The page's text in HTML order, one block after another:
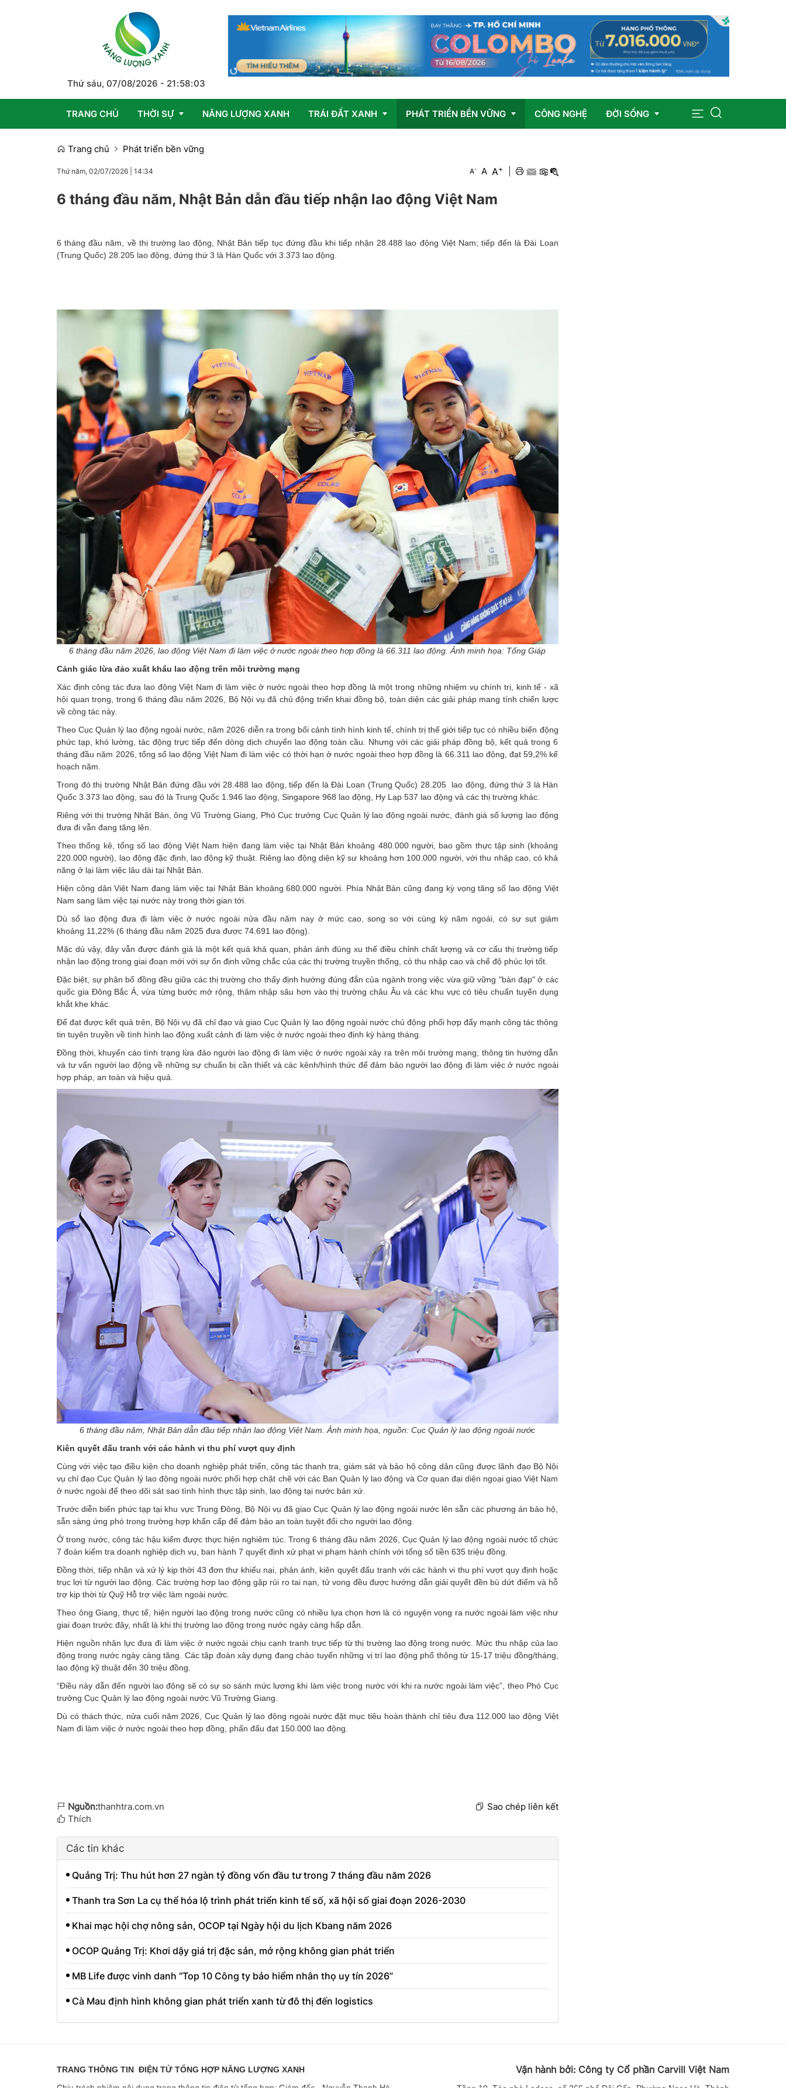
Thứ sáu, 07/08/2026 - 21:58:04
TRANG CHỦ THỜI SỰ
Trong nước
Quốc tế
NĂNG LƯỢNG XANH TRÁI ĐẤT XANH
Giải pháp
PHÁT TRIỂN BỀN VỮNG CÔNG NGHỆ ĐỜI SỐNG
Trang chủ Phát triển bền vững
Thứ năm, 02/07/2026 14:34 A- A A+
6 tháng đầu năm, Nhật Bản dẫn đầu tiếp nhận lao động Việt Nam
6 tháng đầu năm, về thị trường lao động, Nhật Bản tiếp tục đứng đầu khi tiếp nhận 28.488 lao động Việt Nam; tiếp đến là Đài Loan
(Trung Quốc) 28.205 lao động, đứng thứ 3 là Hàn Quốc với 3.373 lao động.
6 tháng đầu năm 2026, lao động Việt Nam đi làm việc ở nước ngoài theo hợp đồng là 66.311 lao động. Ảnh minh họa: Tống Giáp
Cảnh giác lừa đảo xuất khẩu lao động trên môi trường mạng
Xác định công tác đưa lao động Việt Nam đi làm việc ở nước ngoài theo hợp đồng là một trong những nhiệm vụ chính trị, kinh tế - xã
hội quan trọng, trong 6 tháng đầu năm 2026, Bộ Nội vụ đã chủ động triển khai đồng bộ, toàn diện các giải pháp mang tính chiến lược
về công tác này.
Theo Cục Quản lý lao động ngoài nước, năm 2026 diễn ra trong bối cảnh tình hình kinh tế, chính trị thế giới tiếp tục có nhiều biến động
phức tạp, khó lường, tác động trực tiếp đến dòng dịch chuyển lao động toàn cầu. Nhưng với các giải pháp đồng bộ, kết quả trong 6
tháng đầu năm 2026, tổng số lao động Việt Nam đi làm việc có thời hạn ở nước ngoài theo hợp đồng là 66.311 lao động, đạt 59,2% kế
hoạch năm.
Trong đó thị trường Nhật Bản đứng đầu với 28.488 lao động, tiếp đến là Đài Loan (Trung Quốc) 28.205 lao động, đứng thứ 3 là Hàn
Quốc 3.373 lao động, sau đó là Trung Quốc 1.946 lao động, Singapore 968 lao động, Hy Lạp 537 lao động và các thị trường khác.
Riêng với thị trường Nhật Bản, ông Vũ Trường Giang, Phó Cục trưởng Cục Quản lý lao động ngoài nước, đánh giá số lượng lao động
đưa đi vẫn đang tăng lên.
Theo thống kê, tổng số lao động Việt Nam hiện đang làm việc tại Nhật Bản khoảng 480.000 người, bao gồm thực tập sinh (khoảng
220.000 người), lao động đặc định, lao động kỹ thuật. Riêng lao động diện kỹ sư khoảng hơn 100.000 người, với thu nhập cao, có khả
năng ở lại làm việc lâu dài tại Nhật Bản.
Hiện công dân Việt Nam đang làm việc tại Nhật Bản khoảng 680.000 người. Phía Nhật Bản cũng đang kỳ vọng tăng số lao động Việt
Nam sang làm việc tại nước này trong thời gian tới.
Dù số lao động đưa đi làm việc ở nước ngoài nửa đầu năm nay ở mức cao, song so với cùng kỳ năm ngoái, có sự sụt giảm
khoảng 11,22% (6 tháng đầu năm 2025 đưa được 74.691 lao động).
Mặc dù vậy, đây vẫn được đánh giá là một kết quả khả quan, phản ánh đúng xu thế điều chỉnh chất lượng và cơ cấu thị trường tiếp
nhận lao động trong giai đoạn mới với sự ổn định vững chắc của các thị trường truyền thống, có thu nhập cao và chế độ phúc lợi tốt.
Đặc biệt, sự phân bổ đồng đều giữa các thị trường cho thấy định hướng đúng đắn của ngành trong việc vừa giữ vững "bàn đạp" ở các
quốc gia Đông Bắc Á, vừa từng bước mở rộng, thâm nhập sâu hơn vào thị trường châu Âu và các khu vực có tiêu chuẩn tuyển dụng
khắt khe khác.
Để đạt được kết quả trên, Bộ Nội vụ đã chỉ đạo và giao Cục Quản lý lao động ngoài nước chủ động phối hợp đẩy mạnh công tác thông
tin tuyên truyền về tình hình lao động xuất cảnh đi làm việc ở nước ngoài theo định kỳ hàng tháng.
Đồng thời, khuyến cáo tình trạng lừa đảo người lao động đi làm việc ở nước ngoài xảy ra trên môi trường mạng; thông tin hướng dẫn
và tư vấn người lao động về những sự chuẩn bị cần thiết và các kênh/hình thức để đảm bảo người lao động đi làm việc ở nước ngoài
hợp pháp, an toàn và hiệu quả.
6 tháng đầu năm, Nhật Bản dẫn đầu tiếp nhận lao động Việt Nam. Ảnh minh họa, nguồn: Cục Quản lý lao động ngoài nước
Kiên quyết đấu tranh với các hành vi thu phí vượt quy định
Cùng với việc tạo điều kiện cho doanh nghiệp phát triển, công tác thanh tra, giám sát và bảo hộ công dân cũng được lãnh đạo Bộ Nội
vụ chỉ đạo Cục Quản lý lao động ngoài nước phối hợp chặt chẽ với các Ban Quản lý lao động và Cơ quan đại diện ngoại giao Việt Nam
ở nước ngoài để theo dõi sát sao tình hình thực tập sinh, lao động tại nước bản xứ.
Trước diễn biến phức tạp tại khu vực Trung Đông, Bộ Nội vụ đã giao Cục Quản lý lao động ngoài nước lên sẵn các phương án bảo hộ,
sẵn sàng ứng phó trong trường hợp khẩn cấp để đảm bảo an toàn tuyệt đối cho người lao động.
Ở trong nước, công tác hậu kiểm được thực hiện nghiêm túc. Trong 6 tháng đầu năm 2026, Cục Quản lý lao động ngoài nước tổ chức
7 đoàn kiểm tra doanh nghiệp dịch vụ, ban hành 7 quyết định xử phạt vi phạm hành chính với tổng số tiền 635 triệu đồng.
Đồng thời, tiếp nhận và xử lý kịp thời 43 đơn thư khiếu nại, phản ánh, kiên quyết đấu tranh với các hành vi thu phí vượt quy định hoặc
trục lợi từ người lao động. Các trường hợp lao động gặp rủi ro tai nạn, tử vong đều được hướng dẫn giải quyết đền bù dứt điểm và hỗ
trợ kịp thời từ Quỹ Hỗ trợ việc làm ngoài nước.
Theo ông Giang, thực tế, hiện người lao động trong nước cũng có nhiều lựa chọn hơn là có nguyện vọng ra nước ngoài làm việc như
giai đoạn trước đây, nhất là khi thị trường lao động trong nước ngày càng hấp dẫn.
Hiện nguồn nhân lực đưa đi làm việc ở nước ngoài chịu cạnh tranh trực tiếp từ thị trường lao động trong nước. Mức thu nhập của lao
động trong nước ngày càng tăng. Các tập đoàn xây dựng đang chào tuyển những vị trí lao động phổ thông từ 15-17 triệu đồng/tháng,
lao động kỹ thuật đến 30 triệu đồng.
“Điều này dẫn đến người lao động sẽ có sự so sánh mức lương khi làm việc trong nước với khi ra nước ngoài làm việc”, theo Phó Cục
trưởng Cục Quản lý lao động ngoài nước Vũ Trường Giang.
Dù có thách thức, nửa cuối năm 2026, Cục Quản lý lao động ngoài nước đặt mục tiêu hoàn thành chỉ tiêu đưa 112.000 lao động Việt
Nam đi làm việc ở nước ngoài theo hợp đồng, phấn đấu đạt 150.000 lao động.
Nguồn:thanhtra.com.vn
Sao chép liên kết
Thích
Các tin khác
Quảng Trị: Thu hút hơn 27 ngàn tỷ đồng vốn đầu tư trong 7 tháng đầu năm 2026
Thanh tra Sơn La cụ thể hóa lộ trình phát triển kinh tế số, xã hội số giai đoạn 2026-2030
Khai mạc hội chợ nông sản, OCOP tại Ngày hội du lịch Kbang năm 2026
OCOP Quảng Trị: Khơi dậy giá trị đặc sản, mở rộng không gian phát triển
MB Life được vinh danh “Top 10 Công ty bảo hiểm nhân thọ uy tín 2026”
Cà Mau định hình không gian phát triển xanh từ đô thị đến logistics
TRANG THÔNG TIN ĐIỆN TỬ TỔNG HỢP NĂNG LƯỢNG XANH
Chịu trách nhiệm nội dung trang thông tin điện tử tổng hợp: Giám đốc - Nguyễn Thanh Hà
Vận hành bởi: Công ty Cổ phần Carvill Việt Nam
Tầng 10, Tòa nhà Ladeco, số 266 phố Đội Cấn, Phường Ngọc Hà, Thành